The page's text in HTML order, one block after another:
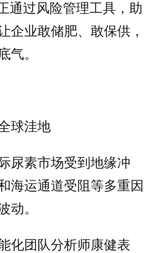
通过风险管理工具，助
企业敢储肥、敢保供，
气。
球洼地
尿素市场受到地缘冲
海运通道受阻等多重因
动。
化团队分析师康健表